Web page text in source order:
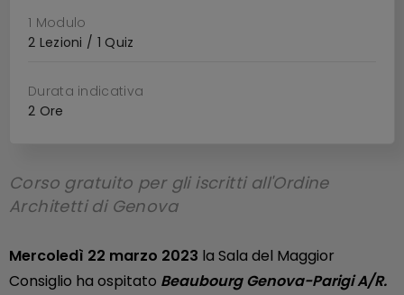
1 Modulo
2 Lezioni / 1 Quiz
Durata indicativa
2 Ore
Corso gratuito per gli iscritti all'Ordine
Architetti di Genova
Mercoledì 22 marzo 2023 la Sala del Maggior
Consiglio ha ospitato Beaubourg Genova-Parigi A/R.